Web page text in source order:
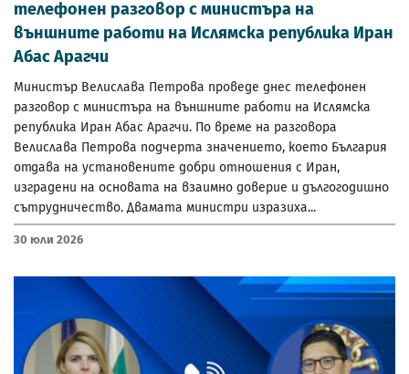
телефонен разговор с министъра на
външните работи на Ислямска република Иран
Абас Арагчи
Министър Велислава Петрова проведе днес телефонен
разговор с министъра на външните работи на Ислямска
република Иран Абас Арагчи. По време на разговора
Велислава Петрова подчерта значението, което България
отдава на установените добри отношения с Иран,
изградени на основата на взаимно доверие и дългогодишно
сътрудничество. Двамата министри изразиха...
30 Юли 2026